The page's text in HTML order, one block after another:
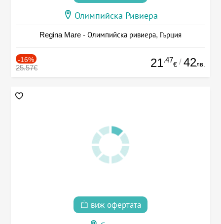
Олимпийска Ривиера
Regina Mare - Олимпийска ривиера, Гърция
-16%
25.57€ 21.47
€ / 42лв.
виж офертата